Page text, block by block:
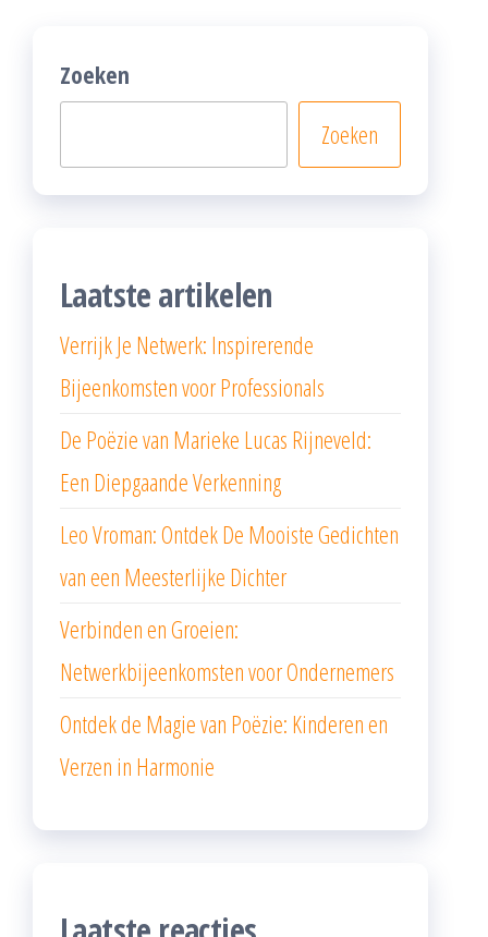
Zoeken
Zoeken
Laatste artikelen
Verrijk Je Netwerk: Inspirerende
Bijeenkomsten voor Professionals
De Poëzie van Marieke Lucas Rijneveld:
Een Diepgaande Verkenning
Leo Vroman: Ontdek De Mooiste Gedichten
van een Meesterlijke Dichter
Verbinden en Groeien:
Netwerkbijeenkomsten voor Ondernemers
Ontdek de Magie van Poëzie: Kinderen en
Verzen in Harmonie